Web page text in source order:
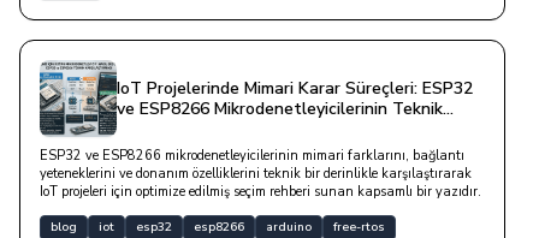
IoT Projelerinde Mimari Karar Süreçleri: ESP32
ve ESP8266 Mikrodenetleyicilerinin Teknik
ESP32 ve ESP8266 mikrodenetleyicilerinin mimari farklarını, bağlantı
yeteneklerini ve donanım özelliklerini teknik bir derinlikle karşılaştırarak
IoT projeleri için optimize edilmiş seçim rehberi sunan kapsamlı bir yazıdır.
blog iot esp32 esp8266 arduino
free-rtos